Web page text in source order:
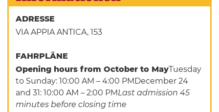
ADRESSE
VIA APPIA ANTICA, 153
FAHRPLÄNE
Opening hours from October to MayTuesday
to Sunday: 10:00 AM – 4:00 PMDecember 24
and 31: 10:00 AM – 2:00 PMLast admission 45
minutes before closing time